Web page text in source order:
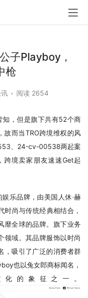
子Playboy，
枪
• 阅读 2654
知，但是旗下共有52个商
故而当TRO跨境维权的风
、24-cv-00538两起案
跨境卖家朋友速速Get起
乐品牌，由美国人休·赫
尚与传统经典相结合，
靡全球的品牌。旗下业务
领域。其品牌服饰以时尚
，吸引了广泛的消费者群
也以兔女郎商标闻名，
的象征之一。